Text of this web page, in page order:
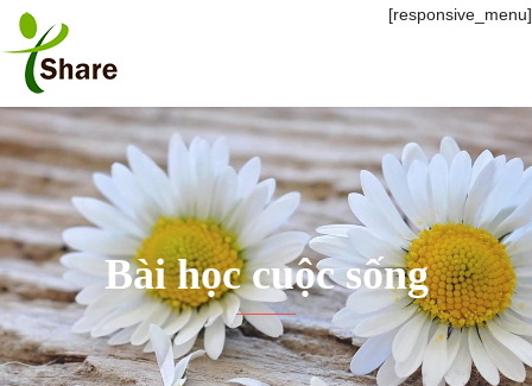
[responsive_menu]
Bài học cuộc sống